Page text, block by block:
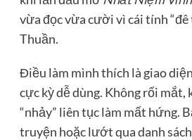
vừa đọc vừa cười vì cái tính “đê
Thuần.
Điều làm mình thích là giao
cực kỳ dễ dùng. Không rối mắt,
“nhảy” liên tục làm mất hứng.
truyện hoặc lướt qua danh